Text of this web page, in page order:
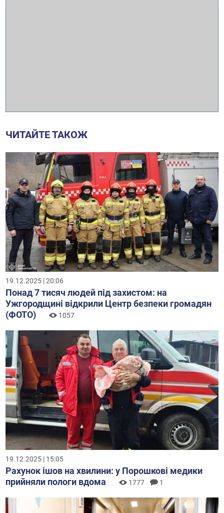
ЧИТАЙТЕ ТАКОЖ
19.12.2025 | 20:06
Понад 7 тисяч людей під захистом: на
Ужгородщині відкрили Центр безпеки громадян
(ФОТО)
1057
19.12.2025 | 15:05
Рахунок ішов на хвилини: у Порошкові медики
прийняли пологи вдома
1777 1